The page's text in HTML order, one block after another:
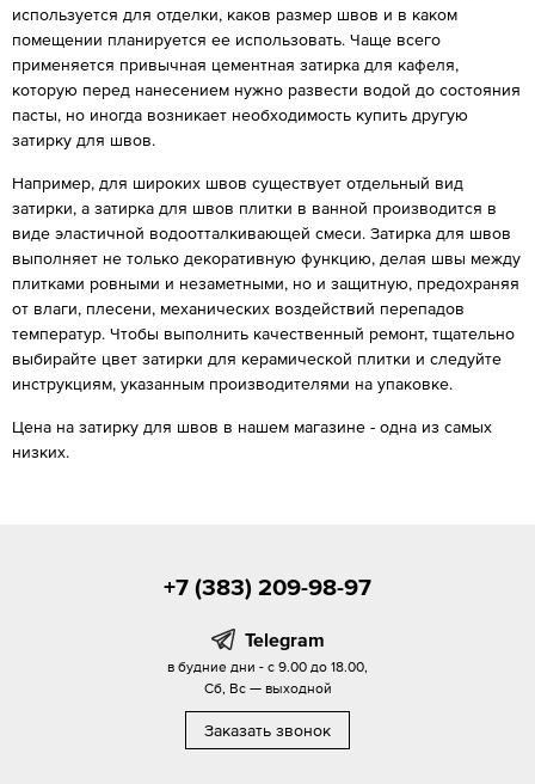
используется для отделки, каков размер швов и в каком
помещении планируется ее использовать. Чаще всего
применяется привычная цементная затирка для кафеля,
которую перед нанесением нужно развести водой до состояния
пасты, но иногда возникает необходимость купить другую
затирку для швов.
Например, для широких швов существует отдельный вид
затирки, а затирка для швов плитки в ванной производится в
виде эластичной водоотталкивающей смеси. Затирка для швов
выполняет не только декоративную функцию, делая швы между
плитками ровными и незаметными, но и защитную, предохраняя
от влаги, плесени, механических воздействий перепадов
температур. Чтобы выполнить качественный ремонт, тщательно
выбирайте цвет затирки для керамической плитки и следуйте
инструкциям, указанным производителями на упаковке.
Цена на затирку для швов в нашем магазине - одна из самых
низких.
+7 (383) 209-98-97
Telegram
в будние дни - с 9.00 до 18.00,
Сб, Вс — выходной
Заказать звонок